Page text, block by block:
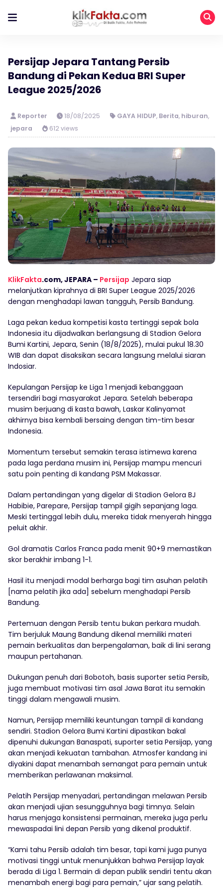
Persijap Jepara Tantang Persib
Bandung di Pekan Kedua BRI Super
League 2025/2026
Reporter 18/08/2025 GAYA HIDUP, Berita, hiburan,
jepara
612 views
KlikFakta.com, JEPARA – Persijap Jepara siap
melanjutkan kiprahnya di BRI Super League 2025/2026
dengan menghadapi lawan tangguh, Persib Bandung.
Laga pekan kedua kompetisi kasta tertinggi sepak bola
Indonesia itu dijadwalkan berlangsung di Stadion Gelora
Bumi Kartini, Jepara, Senin (18/8/2025), mulai pukul 18.30
WIB dan dapat disaksikan secara langsung melalui siaran
Indosiar.
Kepulangan Persijap ke Liga 1 menjadi kebanggaan
tersendiri bagi masyarakat Jepara. Setelah beberapa
musim berjuang di kasta bawah, Laskar Kalinyamat
akhirnya bisa kembali bersaing dengan tim-tim besar
Indonesia.
Momentum tersebut semakin terasa istimewa karena
pada laga perdana musim ini, Persijap mampu mencuri
satu poin penting di kandang PSM Makassar.
Dalam pertandingan yang digelar di Stadion Gelora BJ
Habibie, Parepare, Persijap tampil gigih sepanjang laga.
Meski tertinggal lebih dulu, mereka tidak menyerah hingga
peluit akhir.
Gol dramatis Carlos Franca pada menit 90+9 memastikan
skor berakhir imbang 1-1.
Hasil itu menjadi modal berharga bagi tim asuhan pelatih
[nama pelatih jika ada] sebelum menghadapi Persib
Bandung.
Pertemuan dengan Persib tentu bukan perkara mudah.
Tim berjuluk Maung Bandung dikenal memiliki materi
pemain berkualitas dan berpengalaman, baik di lini serang
maupun pertahanan.
Dukungan penuh dari Bobotoh, basis suporter setia Persib,
juga membuat motivasi tim asal Jawa Barat itu semakin
tinggi dalam mengawali musim.
Namun, Persijap memiliki keuntungan tampil di kandang
sendiri. Stadion Gelora Bumi Kartini dipastikan bakal
dipenuhi dukungan Banaspati, suporter setia Persijap, yang
akan menjadi kekuatan tambahan. Atmosfer kandang ini
diyakini dapat menambah semangat para pemain untuk
memberikan perlawanan maksimal.
Pelatih Persijap menyadari, pertandingan melawan Persib
akan menjadi ujian sesungguhnya bagi timnya. Selain
harus menjaga konsistensi permainan, mereka juga perlu
mewaspadai lini depan Persib yang dikenal produktif.
“Kami tahu Persib adalah tim besar, tapi kami juga punya
motivasi tinggi untuk menunjukkan bahwa Persijap layak
berada di Liga 1. Bermain di depan publik sendiri tentu akan
menambah energi bagi para pemain,” ujar sang pelatih.